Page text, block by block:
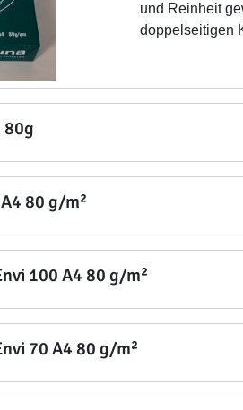
und Reinheit
doppelseitigen
80g
80 g/m²
100 A4 80 g/m²
70 A4 80 g/m²